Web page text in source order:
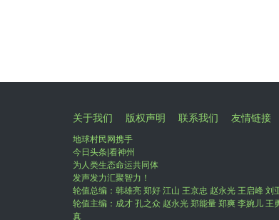
关于我们 版权声明 联系我们 友情链接
地球村民网携手
今日头条|看神州
为人类生态命运共同体
发声发力汇聚智力！
轮值总编：韩雄亮 郑好 江山 王京忠 赵永光 王启峰 刘
轮值主编：成才 孔之众 赵永光 郑能量 郑爽 李婉儿
真